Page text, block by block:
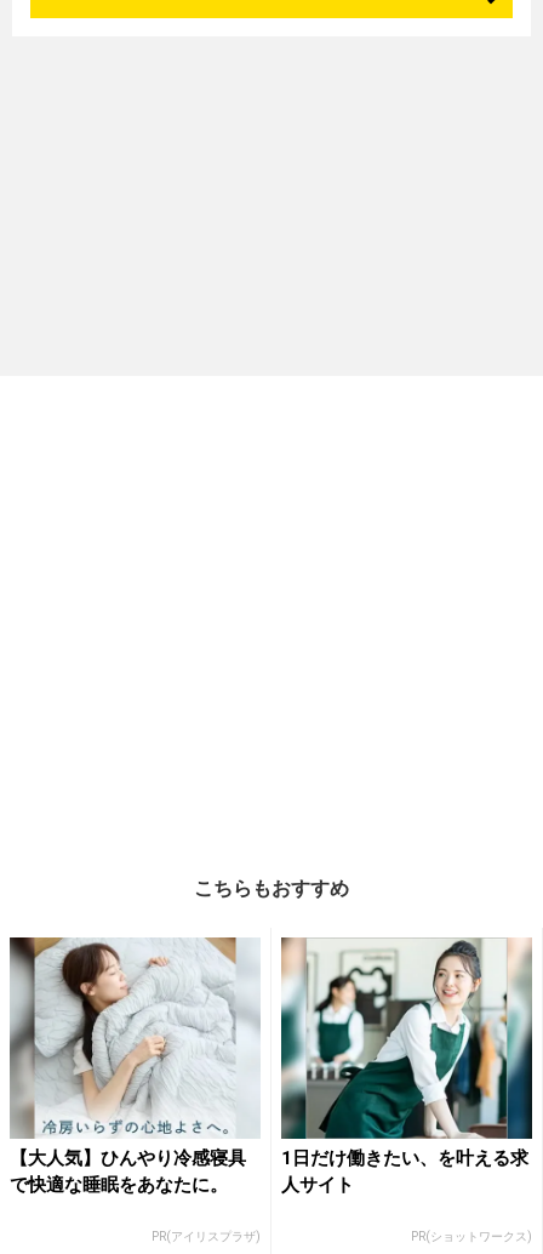
こちらもおすすめ
【大人気】ひんやり冷感寝具
で快適な睡眠をあなたに。
PR(アイリスプラザ)
1日だけ働きたい、を叶える求
人サイト
PR(ショットワークス)